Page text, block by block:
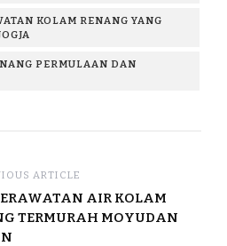
KOLAM RENANG YANG
PERMULAAN DAN
ARTICLE
AIR KOLAM
TERMURAH MOYUDAN